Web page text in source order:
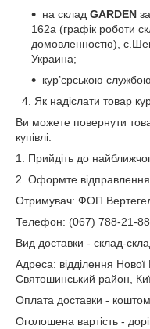
на склад GARDEN
162а (графік роботи
домовленностю),
Украина;
кур’єрською
4. Як надіслати товар
Ви можете повернути
купівлі.
1. Прийдіть до
2. Оформте відправлення
Отримувач: ФОП
Телефон: (067) 788-21-88
Вид доставки - склад-
Адреса: відділення
Святошинський район,
Оплата доставки -
Оголошена вартість -